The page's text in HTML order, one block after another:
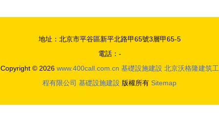
地址：北京市平谷區新平北路甲65號3層甲65-5
電話：-
Copyright © 2026 www.400call.com.cn 基礎設施建設 北京沃格隆建筑工
程有限公司 基礎設施建設 版權所有 Sitemap